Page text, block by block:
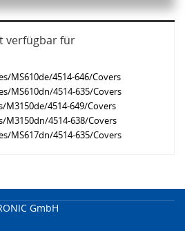
verfügbar für
MS610de/4514-646/Covers
MS610dn/4514-635/Covers
4514-649/Covers
M3150dn/4514-638/Covers
MS617dn/4514-635/Covers
GmbH